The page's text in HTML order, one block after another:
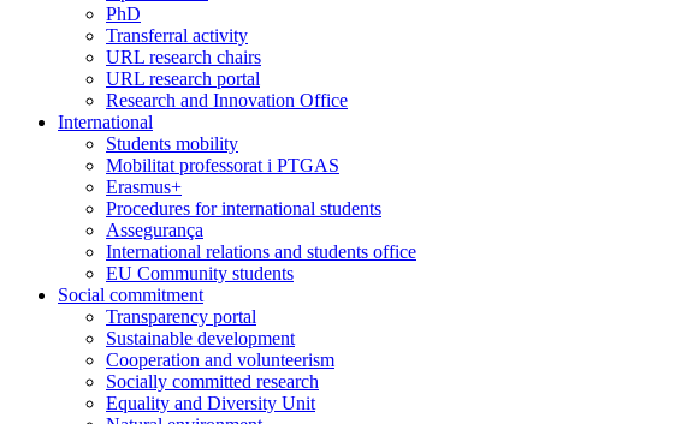
PhD
Transferral activity
URL research chairs
URL research portal
Research and Innovation Office
International
Students mobility
Mobilitat professorat i PTGAS
Erasmus+
Procedures for international students
Assegurança
International relations and students office
EU Community students
Social commitment
Transparency portal
Sustainable development
Cooperation and volunteerism
Socially committed research
Equality and Diversity Unit